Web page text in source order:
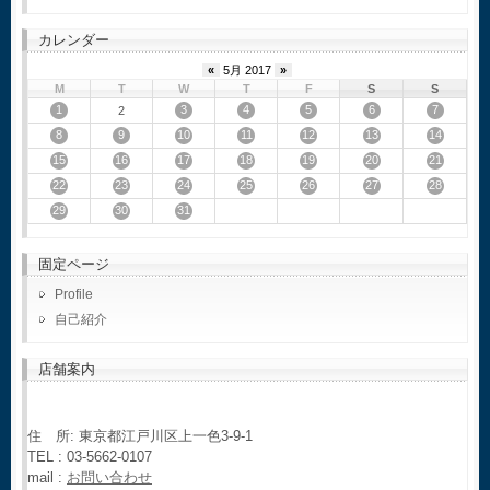
カレンダー
« 5月 2017
»
M
T W T F S
S
1
2 3 4 5 6
7
8
9 10 11 12 13
14
15
16 17 18 19 20
21
22
23 24 25 26 27
28
29
30 31
固定ページ
Profile
自己紹介
店舗案内
住 所: 東京都江戸川区上一色3-9-1
TEL : 03-5662-0107
mail : お問い合わせ